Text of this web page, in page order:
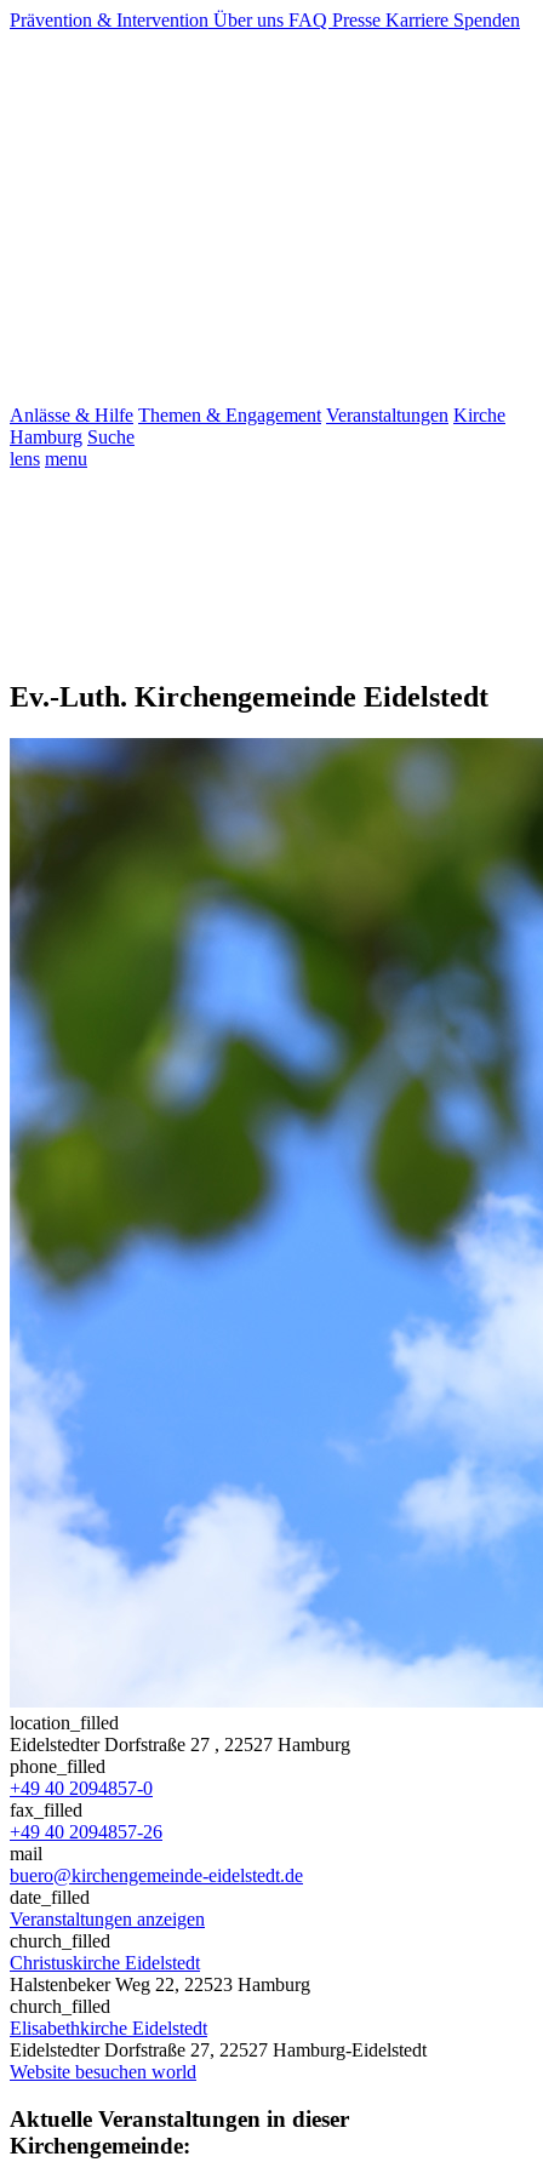
Prävention & Intervention Über uns FAQ Presse Karriere Spenden
Anlässe & Hilfe Themen & Engagement Veranstaltungen Kirche
Hamburg Suche
lens menu
Ev.-Luth. Kirchengemeinde Eidelstedt
location_filled
Eidelstedter Dorfstraße 27 , 22527 Hamburg
phone_filled
+49 40 2094857-0
fax_filled
+49 40 2094857-26
mail
buero@kirchengemeinde-eidelstedt.de
date_filled
Veranstaltungen anzeigen
church_filled
Christuskirche Eidelstedt
Halstenbeker Weg 22, 22523 Hamburg
church_filled
Elisabethkirche Eidelstedt
Eidelstedter Dorfstraße 27, 22527 Hamburg-Eidelstedt
Website besuchen world
Aktuelle Veranstaltungen in dieser
Kirchengemeinde: